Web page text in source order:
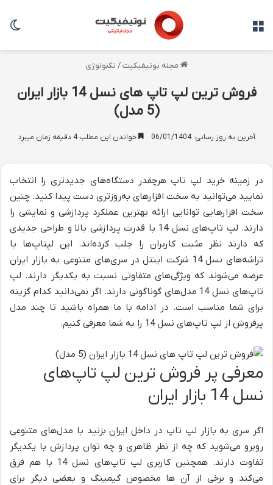
مجله نوتیفیکیت/ تکنولوژی
فروش ترین لپ تاپ های نسل 14 بازار ایران
(5 مدل)
آخرین به روز رسانی: 06/01/1404 خواندن این مطلب 4 دقیقه زمان میبرد
در زمینه خرید لپ تاپ هرچقدر دستگاه‌های جدیدتری را انتخاب
نمایید می‌توانید به سخت افزارهای به‌روزتری دست پیدا کنید. چنین
سخت افزارهایی توانایی ارائه بهترین عملکرد پردازشی و نمایشی را
دارند. لپ تاپ‌های نسل 14 با قدرت پردازشی بالا و طراحی جدیدی
که دارند نظر مثبت کاربران را جلب کرده‌اند. این لپتاپ‌ها با
تراشه‌های نسل 14 شرکت اینتل در سری‌های متنوعی به بازار ایران
عرضه می‌شوند که ویژگی‌های متفاوتی نسبت به یکدیگر دارند. لپ
تاپ‌های نسل 14 مدل‌های گوناگونی دارند. اگر نمی‌دانید کدام گزینه
برای شما مناسب است. در ادامه با ما همراه باشید تا چند مدل
پرفروش از لپ تاپ‌های نسل 14 را به شما معرفی کنیم.
معرفی پر فروش ترین لپ تاپ‌های
نسل 14 بازار ایران
اگر سری به بازار لپ تاپ در داخل ایران بزنید با مدل‌های متنوعی
روبرو می‌شوید که چه از نظر ظاهری و چه توان پردازش با یکدیگر
تفاوت دارند. همچنین کاربری لپ تاپ‌های نسل 14 با هم فرق
می‌کند و برخی از آن ها مخصوص گیمینگ و بعضی دیگر برای